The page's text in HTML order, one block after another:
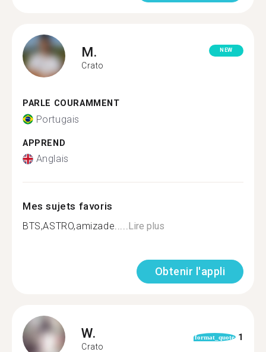
M.
Crato
NEW
PARLE COURAMMENT
Portugais
APPREND
Anglais
Mes sujets favoris
BTS,ASTRO,amizade.....Lire plus
Obtenir l'appli
W.
Crato
format_quote 1